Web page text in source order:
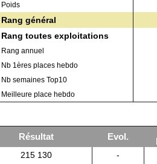
Poids
Rang général
Rang toutes exploitations
Rang annuel
Nb 1ères places hebdo
Nb semaines Top10
Meilleure place hebdo
Résultat Evol.
215 130 -